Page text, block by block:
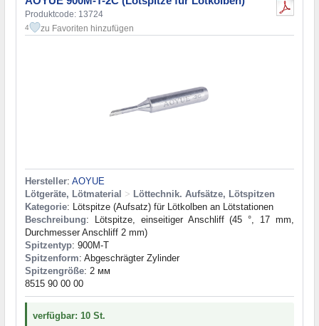
Produktcode: 13724
4 zu Favoriten hinzufügen
Hersteller: AOYUE
Lötgeräte, Lötmaterial > Löttechnik. Aufsätze, Lötspitzen
Kategorie: Lötspitze (Aufsatz) für Lötkolben an Lötstationen
Beschreibung: Lötspitze, einseitiger Anschliff (45 °, 17 mm,
Durchmesser Anschliff 2 mm)
Spitzentyp: 900M-T
Spitzenform: Abgeschrägter Zylinder
Spitzengröße: 2 мм
8515 90 00 00
verfügbar: 10 St.